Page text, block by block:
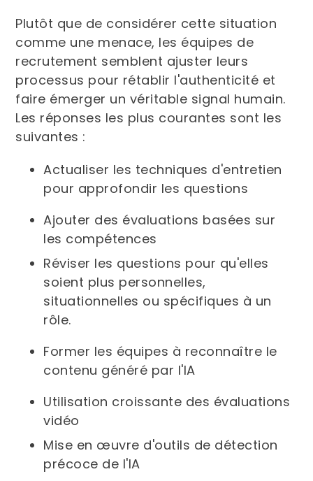
Plutôt que de considérer cette situation
comme une menace, les équipes de
recrutement semblent ajuster leurs
processus pour rétablir l'authenticité et
faire émerger un véritable signal humain.
Les réponses les plus courantes sont les
suivantes :
Actualiser les techniques d'entretien
pour approfondir les questions
Ajouter des évaluations basées sur
les compétences
Réviser les questions pour qu'elles
soient plus personnelles,
situationnelles ou spécifiques à un
rôle.
Former les équipes à reconnaître le
contenu généré par l'IA
Utilisation croissante des évaluations
vidéo
Mise en œuvre d'outils de détection
précoce de l'IA